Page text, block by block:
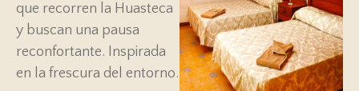
que recorren la Huasteca
y buscan una pausa
reconfortante. Inspirada
en la frescura del entorno.